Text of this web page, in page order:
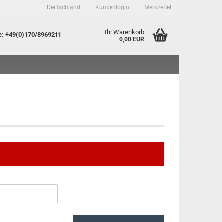
Deutschland Kundenlogin
erstellen
Merkzettel
: +49(0)170/8969211 Ihr Warenkorb
0,00 EUR